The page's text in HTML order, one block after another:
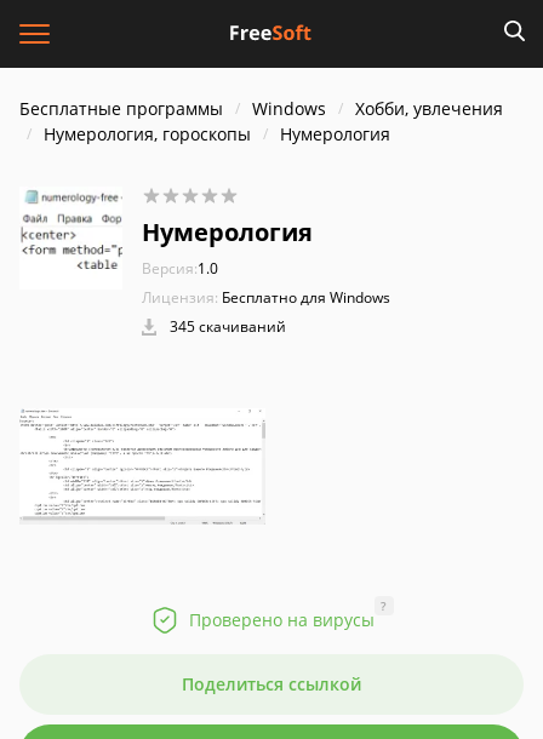
Бесплатные программы Windows
Хобби, увлечения
Нумерология, гороскопы
Нумерология
Нумерология
Версия:1.0
Лицензия: Бесплатно для Windows
345 скачиваний
Проверено на вирусы
?
Поделиться ссылкой